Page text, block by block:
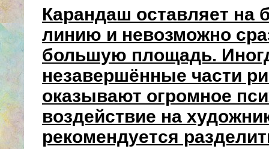
Карандаш оставляет на
линию и невозможно
большую площадь.
незавершённые части
оказывают огромное
воздействие на
рекомендуется